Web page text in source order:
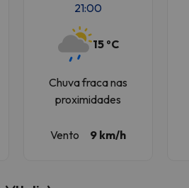
21:00
15 ºC
Chuva fraca nas
proximidades
Vento 9 km/h